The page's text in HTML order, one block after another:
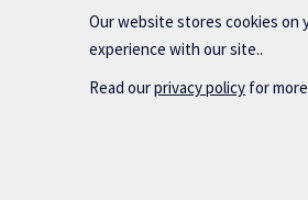
Our website stores cookies on
experience with our site..
Read ourprivacy policy for